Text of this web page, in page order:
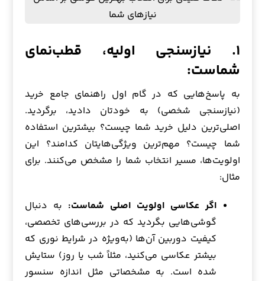
۱. نیازسنجی اولیه، قطب‌نمای
شماست:
به پاسخ‌هایی که در گام اول راهنمای جامع خرید
(نیازسنجی شخصی) به خودتان دادید، برگردید.
اصلی‌ترین دلیل خرید شما چیست؟ بیشترین استفاده
شما چیست؟ مهم‌ترین ویژگی‌هایتان کدامند؟ این
اولویت‌ها، مسیر انتخاب شما را مشخص می‌کنند. برای
مثال:
اگر عکاسی اولویت اصلی شماست: به دنبال
گوشی‌هایی بگردید که در بررسی‌های تخصصی،
کیفیت دوربین آن‌ها (به‌ویژه در شرایط نوری که
بیشتر عکاسی می‌کنید، مثلاً شب یا روز) ستایش
شده است. به مشخصاتی مثل اندازه سنسور